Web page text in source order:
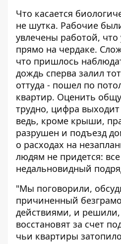
Что касается
не шутка. Рабочие
увлечены работой, что
прямо на чердаке.
что пришлось
дождь сперва залил
оттуда - пошел по
квартир. Оценить
трудно, цифра выходит
ведь, кроме крыши,
разрушен и подъезд
о расходах на
людям не придется:
недальновидный
"Мы поговорили,
причиненный
действиями, и решили,
восстановят за счет
чьи квартиры